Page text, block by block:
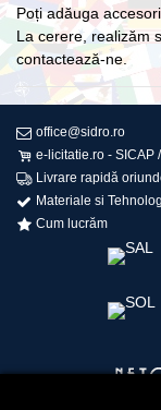
Poți adăuga
La cerere, realizăm
contactează-ne.
office@sidro.ro
e-licitatie.ro - SICAP
Livrare rapidă
Materiale si
Cum lucrăm